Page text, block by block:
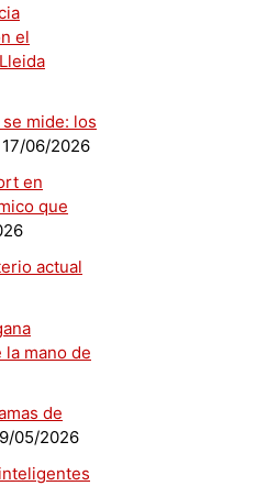
el
mide: los
17/06/2026
en
que
actual
mano de
de
05/2026